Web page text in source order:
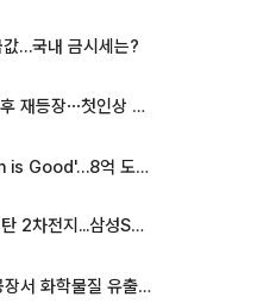
…국내 금시세는?
‘나솔사계’ 국화, 결별 후 재등장⋯첫인상 투표 휩쓸고 ‘인기녀’ 등극
브랜드, 용산 대통령실 CI 업체가 수행
[특징주] 반도체 온기 탄 2차전지...삼성SDI, 장 초반 7% 넘게 껑충
화학물질 유출 사고 발생